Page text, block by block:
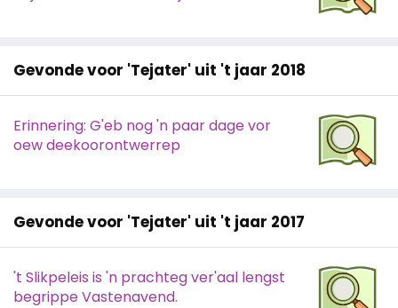
Gevonde voor 'Tejater' uit 't jaar 2018
Erinnering: G'eb nog 'n paar dage vor
oew deekoorontwerrep
Gevonde voor 'Tejater' uit 't jaar 2017
't Slikpeleis is 'n prachteg ver'aal lengst
begrippe Vastenavend.